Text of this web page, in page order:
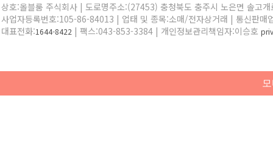
상호:올블룸 주식회사 | 도로명주소:(27453) 충청북도 충주시 노은면 솔고
사업자등록번호:105-86-84013 | 업태 및 종목:소매/전자상거래 | 통신판매
대표전화:1644-8422 | 팩스:043-853-3384 | 개인정보관리책임자:이승호